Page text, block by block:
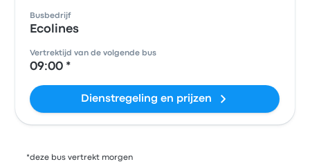
Busbedrijf
Ecolines
Vertrektijd van de volgende bus
09:00 *
Dienstregeling en prijzen
*deze bus vertrekt morgen